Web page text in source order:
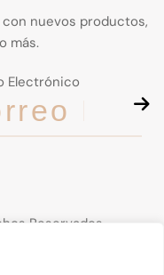
nuevos productos,
más.
Electrónico
Reservados